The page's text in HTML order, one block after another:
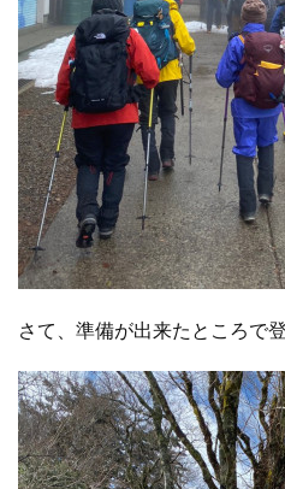
さて、準備が出来たところで